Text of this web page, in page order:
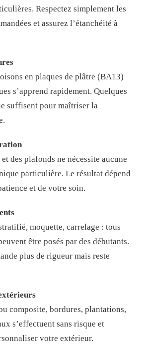
Respectez simplement les
et assurez l’étanchéité à
en plaques de plâtre (BA13)
s’apprend rapidement. Quelques
suffisent pour maîtriser la
des plafonds ne nécessite aucune
particulière. Le résultat dépend
et de votre soin.
moquette, carrelage : tous
être posés par des débutants.
plus de rigueur mais reste
composite, bordures, plantations,
s’effectuent sans risque et
votre extérieur.